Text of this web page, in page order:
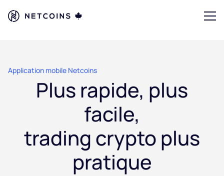
Application mobile Netcoins
Plus rapide, plus
facile,
trading crypto plus
pratique